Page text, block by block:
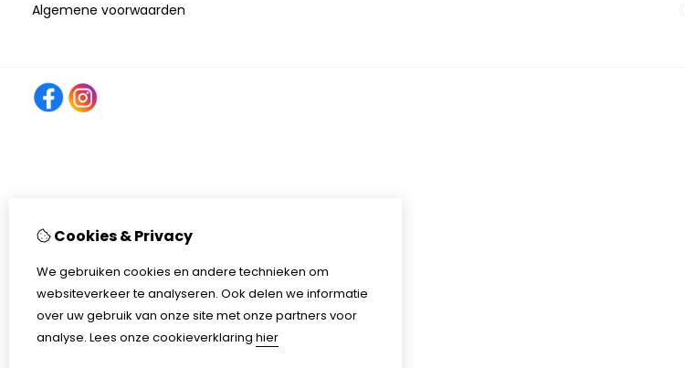
Algemene voorwaarden
Cookies & Privacy
We gebruiken cookies en andere technieken om
websiteverkeer te analyseren. Ook delen we informatie
over uw gebruik van onze site met onze partners voor
analyse. Lees onze cookieverklaring hier